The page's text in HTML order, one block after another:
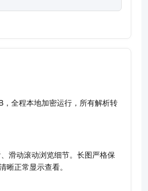
全程本地加密运行，所有解析转
滑动滚动浏览细节。长图严格保
正常显示查看。